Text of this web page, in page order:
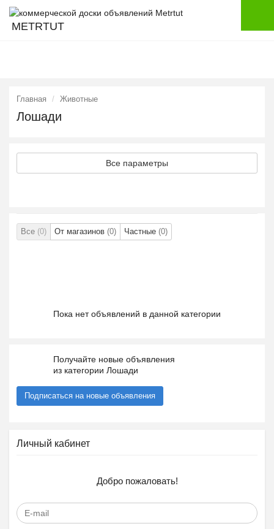
METRTUT
Главная Животные
Лошади
Все параметры
Все (0) От магазинов (0) Частные (0)
Пока нет объявлений в данной категории
Получайте новые объявления
из категории Лошади
Подписаться на новые объявления
Личный кабинет
Добро пожаловать!